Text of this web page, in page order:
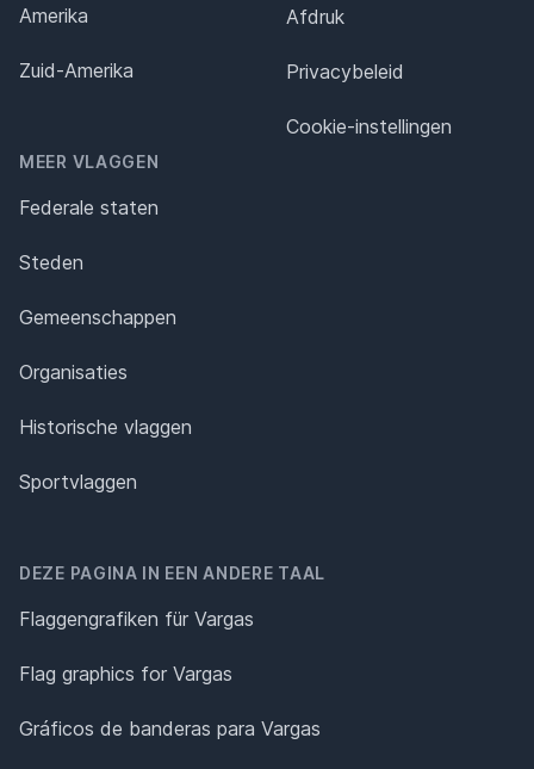
Amerika
Zuid-Amerika
MEER VLAGGEN
Federale staten
Steden
Gemeenschappen
Organisaties
Historische vlaggen
Sportvlaggen
Afdruk
Privacybeleid
Cookie-instellingen
DEZE PAGINA IN EEN ANDERE TAAL
Flaggengrafiken für Vargas
Flag graphics for Vargas
Gráficos de banderas para Vargas